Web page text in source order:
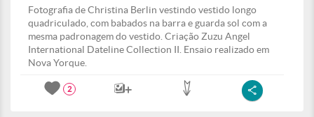
Fotografia de Christina Berlin vestindo vestido longo
quadriculado, com babados na barra e guarda sol com a
mesma padronagem do vestido. Criação Zuzu Angel
International Dateline Collection II. Ensaio realizado em
Nova Yorque.
2